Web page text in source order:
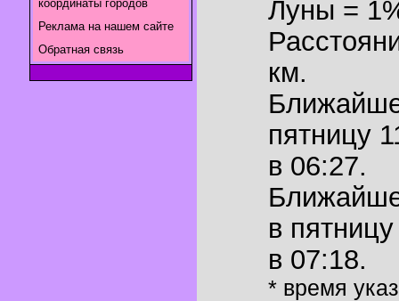
координаты городов
Реклама на нашем сайте
Обратная связь
Луны =
км.
пятницу
в 06:27.
в
в 07:18.
* время